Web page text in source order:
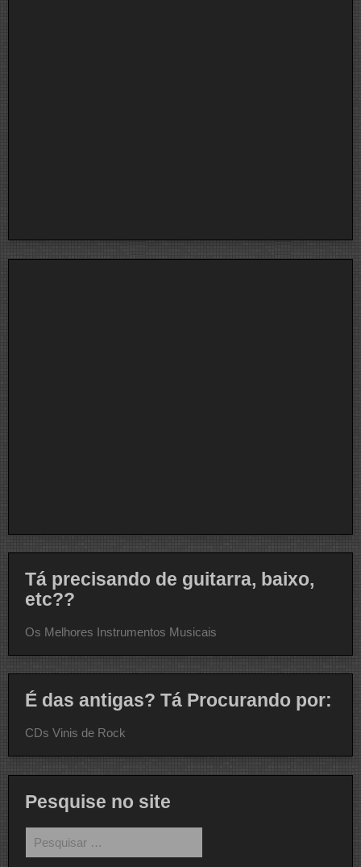
Tá precisando de guitarra, baixo,
etc??
Os Melhores Instrumentos Musicais
É das antigas? Tá Procurando por:
CDs Vinis de Rock
Pesquise no site
por: